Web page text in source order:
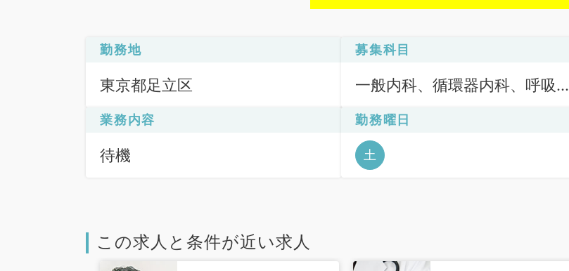
勤務地
東京都足立区
募集科目
一般内科、循環器内科、呼吸器
謝内科、腎臓内科
業務内容
待機
勤務曜日
土
この求人と条件が近い求人